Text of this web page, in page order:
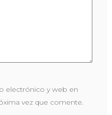
electrónico y web en
vez que comente.